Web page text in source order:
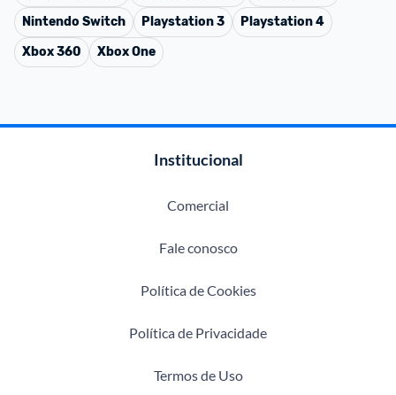
Nintendo Switch
Playstation 3
Playstation 4
Xbox 360
Xbox One
Institucional
Comercial
Fale conosco
Política de Cookies
Política de Privacidade
Termos de Uso